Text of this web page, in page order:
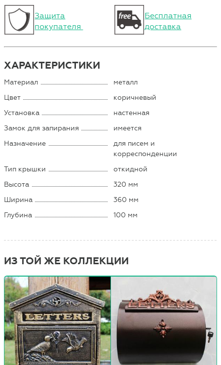
Защита
покупателя
Бесплатная
доставка
ХАРАКТЕРИСТИКИ
Материал
металл
Цвет
коричневый
Установка
настенная
Замок для запирания
имеется
Назначение
для писем и
корреспонденции
Тип крышки
откидной
Высота
320 мм
Ширина
360 мм
Глубина
100 мм
ИЗ ТОЙ ЖЕ КОЛЛЕКЦИИ